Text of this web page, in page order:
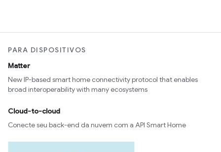
PARA DISPOSITIVOS
Matter
New IP-based smart home connectivity protocol that enables
broad interoperability with many ecosystems
Cloud-to-cloud
Conecte seu back-end da nuvem com a API Smart Home